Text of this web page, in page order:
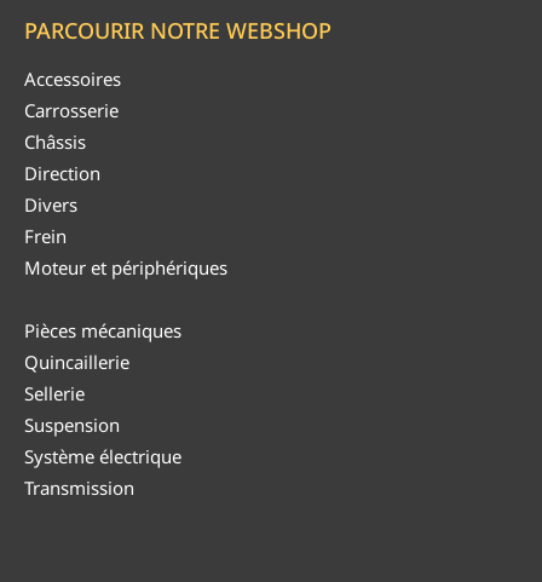
PARCOURIR NOTRE WEBSHOP
Accessoires
Carrosserie
Châssis
Direction
Divers
Frein
Moteur et périphériques
Pièces mécaniques
Quincaillerie
Sellerie
Suspension
Système électrique
Transmission